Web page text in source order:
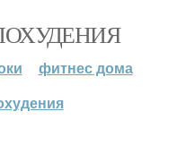
фитнес дома